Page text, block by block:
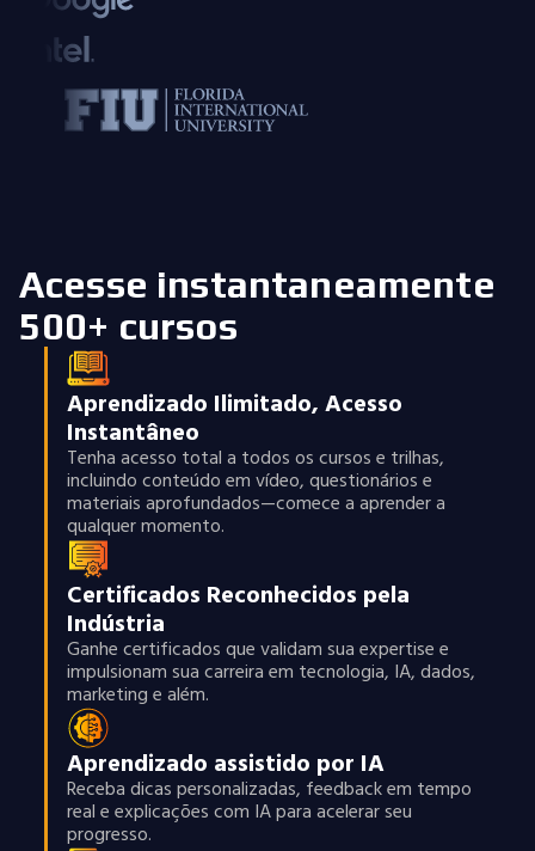
Acesse instantaneamente
500+ cursos
Aprendizado Ilimitado, Acesso
Instantâneo
Tenha acesso total a todos os cursos e trilhas,
incluindo conteúdo em vídeo, questionários e
materiais aprofundados—comece a aprender a
qualquer momento.
Certificados Reconhecidos pela
Indústria
Ganhe certificados que validam sua expertise e
impulsionam sua carreira em tecnologia, IA, dados,
marketing e além.
Aprendizado assistido por IA
Receba dicas personalizadas, feedback em tempo
real e explicações com IA para acelerar seu
progresso.